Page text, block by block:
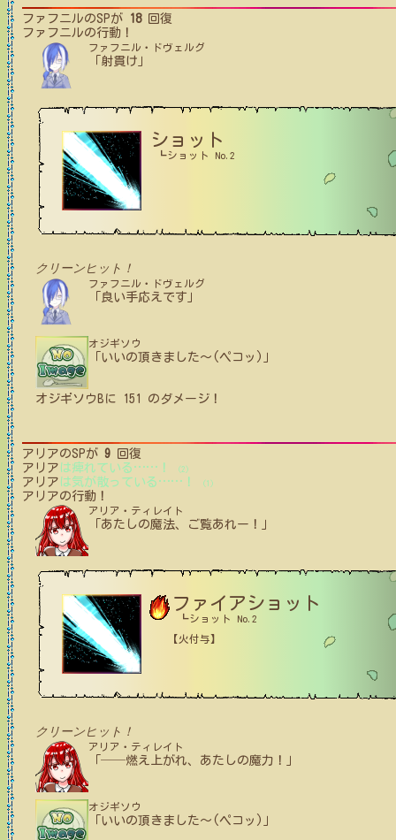
ファフニルのSPが 18回復
ファフニルの行動！
ファフニル・ドヴェルグ
「射貫け」
ショット
┗ショット No.2
クリーンヒット！
ファフニル・ドヴェルグ
「良い手応えです」
オジギソウ
「いいの頂きました〜(ペコッ)」
オジギソウB に 151 のダメージ！
アリアのSPが 9 回復
アリア は痺れている …… ！ (2)
アリア は気が散っている …… ！ (1)
アリアの行動！
アリア・ティレイト
「あたしの魔法、ご覧あれー！」
ファイアショット
┗ショット No.2
【火付与】
クリーンヒット！
アリア・ティレイト
「──燃え上がれ、あたしの魔力！」
オジギソウ
「いいの頂きました〜(ペコッ)」